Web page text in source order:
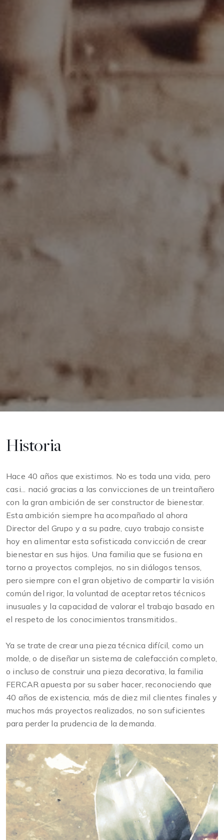
Historia
Hace 40 años que existimos. No es toda una vida, pero
casi... nació gracias a las convicciones de un treintañero
con la gran ambición de ser constructor de bienestar.
Esta ambición siempre ha acompañado al ahora
Director del Grupo y a su padre, cuyo trabajo consiste
hoy en alimentar esta sofisticada convicción de crear
bienestar en sus hijos. Una familia que se fusiona en
torno a proyectos complejos, no sin diálogos tensos,
pero siempre con el gran objetivo de compartir la visión
común del rigor, la voluntad de aceptar retos técnicos
inusuales y la capacidad de valorar el trabajo basado en
el respeto de los conocimientos transmitidos..
Ya se trate de crear una pieza técnica difícil, como un
molde, o de diseñar un sistema de calefacción completo,
o incluso de construir una pieza decorativa, la familia
FERCAR apuesta por su saber hacer, reconociendo que
40 años de existencia, más de diez mil clientes finales y
muchos más proyectos realizados, no son suficientes
para perder la prudencia de la demanda.